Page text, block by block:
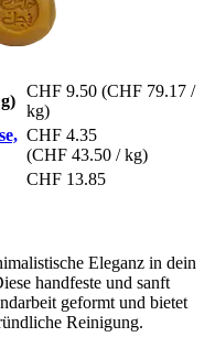
CHF 9.50 (CHF 79.17 /
kg)
CHF 4.35
(CHF 43.50 / kg)
CHF 13.85
Eleganz in dein
handfeste und sanft
geformt und bietet
Reinigung.